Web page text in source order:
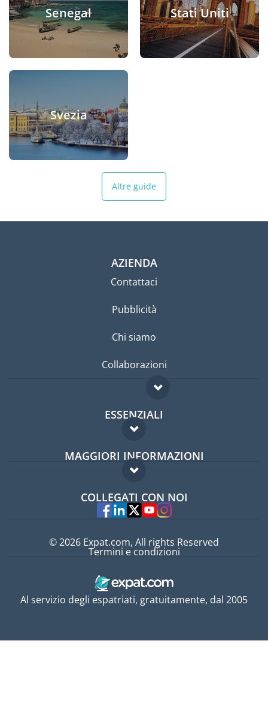
Senegal Stati Uniti
Svezia
Altre guide
AZIENDA
Contattaci
Pubblicità
Chi siamo
Collaborazioni
ESSENZIALI
Forum per expat
Guida per expat
MAGGIORI INFORMAZIONI
Domande frequenti
Esperti
COLLEGATI CON NOI
Al servizio degli espatriati, gratuitamente, dal 2005
© 2026 Expat.com, All rights Reserved
Termini e condizioni